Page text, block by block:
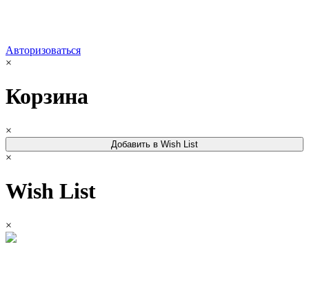
Авторизоваться
×
Корзина
×
Добавить в Wish List
×
Wish List
×